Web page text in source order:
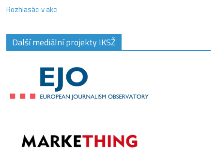
Rozhlasáci v akci
Další mediální projekty IKSŽ